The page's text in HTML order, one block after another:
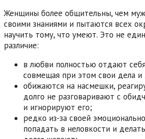
Женщины более общительны, чем
своими знаниями и пытаются всех
научить тому, что умеют. Это не
различие:
в любви полностью отдают
совмещая при этом свои дела и
обижаются на насмешки,
долго не разговаривают с
и игнорируют его;
редко из-за своей
попадать в неловкости и